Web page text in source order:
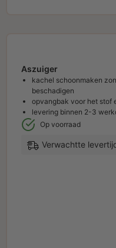
Aszuiger
kachel schoonmaken
beschadigen
opvangbak voor het stof
levering binnen 2-3
Op voorraad
Verwachtte